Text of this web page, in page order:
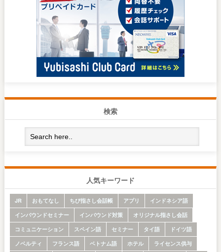
検索
人気キーワード
JR おもてなし ちび指さし会話帳 アプリ
インドネシア語
インバウンドセミナー
インバウンド対策
オリジナル指さし会話
コミュニケーション
スペイン語 セミナー タイ語
ドイツ語
ノベルティ
フランス語 ベトナム語 ホテル
ライセンス供与